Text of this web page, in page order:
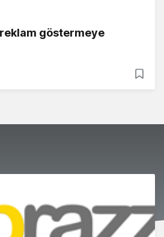
göstermeye